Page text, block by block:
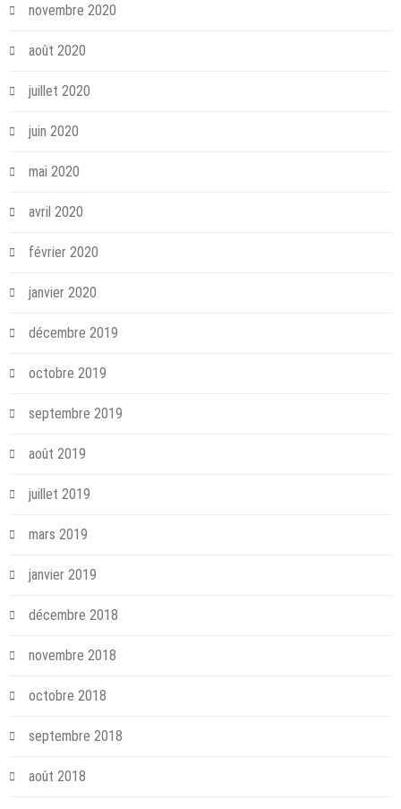
novembre 2020
août 2020
juillet 2020
juin 2020
mai 2020
avril 2020
février 2020
janvier 2020
décembre 2019
octobre 2019
septembre 2019
août 2019
juillet 2019
mars 2019
janvier 2019
décembre 2018
novembre 2018
octobre 2018
septembre 2018
août 2018